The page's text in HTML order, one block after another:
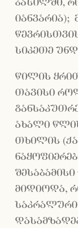
ბასილში,
სიკეთე
წილის
თავისი
ახალი
თხილის
მიდიოდა,
საკრალური